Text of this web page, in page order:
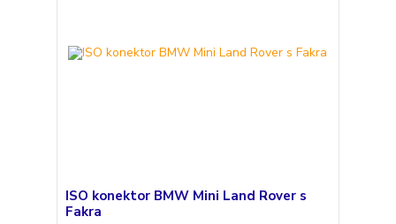
ISO konektor BMW Mini Land Rover s
Fakra